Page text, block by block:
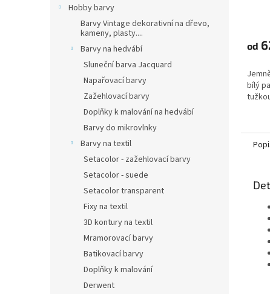
Hobby barvy
Barvy Vintage dekorativní na dřevo,
kameny, plasty....
Barvy na hedvábí
Sluneční barva Jacquard
Napařovací barvy
Zažehlovací barvy
Doplňky k malování na hedvábí
Barvy do mikrovlnky
Barvy na textil
Setacolor - zažehlovací barvy
Setacolor - suede
Setacolor transparent
Fixy na textil
3D kontury na textil
Mramorovací barvy
Batikovací barvy
Doplňky k malování
Derwent
od
bílý